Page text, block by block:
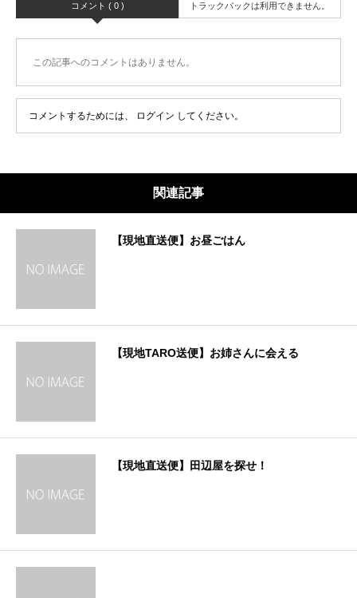
コメント ( 0 ) トラックバックは利用できません。
この記事へのコメントはありません。
コメントするためには、 ログイン してください。
関連記事
【現地直送便】お昼ごはん
【現地TARO送便】お姉さんに会える
【現地直送便】田辺屋を探せ！